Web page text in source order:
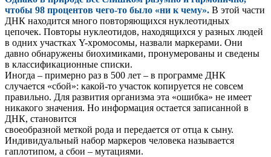
чтобы 98 процентов чего-то было «ни к чему». В этой части
ДНК находится много повторяющихся нуклеотидных
цепочек. Повторы нуклеотидов, находящихся у разных людей
в одних участках Y-хромосомы, назвали маркерами. Они
давно обнаружены биохимиками, пронумерованы и сведены
в классификационные списки.
Иногда – примерно раз в 500 лет – в программе ДНК
случается «сбой»: какой-то участок копируется не совсем
правильно. Для развития организма эта «ошибка» не имеет
никакого значения. Но информация остается записанной в
ДНК, становится
своеобразной меткой рода и передается от отца к сыну.
Индивидуальный набор маркеров человека называется
гаплотипом, а сбои – мутациями.